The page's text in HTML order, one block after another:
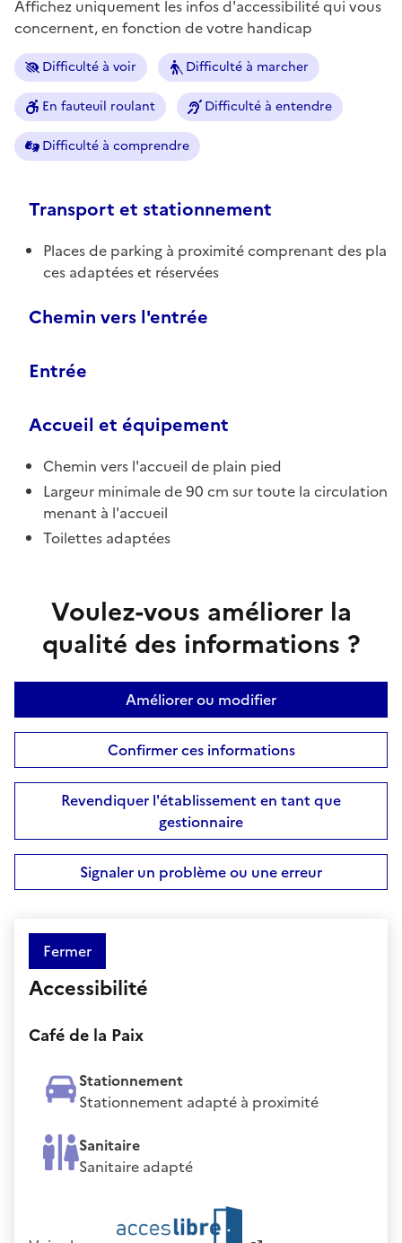
Affichez uniquement les infos d'accessibilité qui vous
concernent, en fonction de votre handicap
Difficulté à voir Difficulté à marcher
En fauteuil roulant Difficulté à entendre
Difficulté à comprendre
Transport et stationnement
Places de parking à proximité comprenant des pla
ces adaptées et réservées
Chemin vers l'entrée
Entrée
Accueil et équipement
Chemin vers l'accueil de plain pied
Largeur minimale de 90 cm sur toute la circulation
menant à l'accueil
Toilettes adaptées
Voulez-vous améliorer la
qualité des informations ?
Améliorer ou modifier
Confirmer ces informations
Revendiquer l'établissement en tant que
gestionnaire
Signaler un problème ou une erreur
Fermer
Accessibilité
Café de la Paix
Stationnement
Stationnement adapté à proximité
Sanitaire
Sanitaire adapté